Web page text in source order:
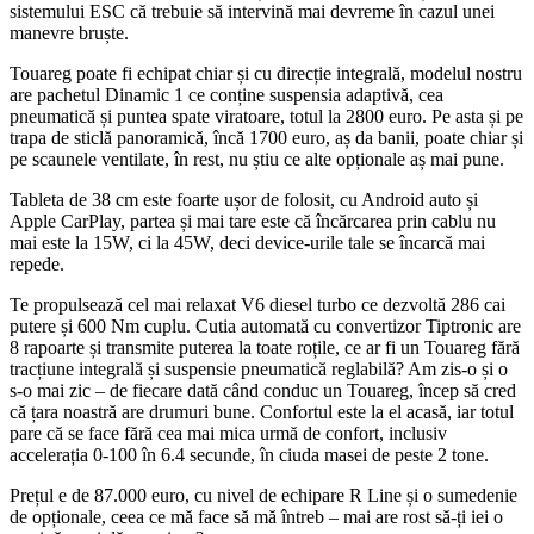
sistemului ESC că trebuie să intervină mai devreme în cazul unei
manevre bruște.
Touareg poate fi echipat chiar și cu direcție integrală, modelul nostru
are pachetul Dinamic 1 ce conține suspensia adaptivă, cea
pneumatică și puntea spate viratoare, totul la 2800 euro. Pe asta și pe
trapa de sticlă panoramică, încă 1700 euro, aș da banii, poate chiar și
pe scaunele ventilate, în rest, nu știu ce alte opționale aș mai pune.
Tableta de 38 cm este foarte ușor de folosit, cu Android auto și
Apple CarPlay, partea și mai tare este că încărcarea prin cablu nu
mai este la 15W, ci la 45W, deci device-urile tale se încarcă mai
repede.
Te propulsează cel mai relaxat V6 diesel turbo ce dezvoltă 286 cai
putere și 600 Nm cuplu. Cutia automată cu convertizor Tiptronic are
8 rapoarte și transmite puterea la toate roțile, ce ar fi un Touareg fără
tracțiune integrală și suspensie pneumatică reglabilă? Am zis-o și o
s-o mai zic – de fiecare dată când conduc un Touareg, încep să cred
că țara noastră are drumuri bune. Confortul este la el acasă, iar totul
pare că se face fără cea mai mica urmă de confort, inclusiv
accelerația 0-100 în 6.4 secunde, în ciuda masei de peste 2 tone.
Prețul e de 87.000 euro, cu nivel de echipare R Line și o sumedenie
de opționale, ceea ce mă face să mă întreb – mai are rost să-ți iei o